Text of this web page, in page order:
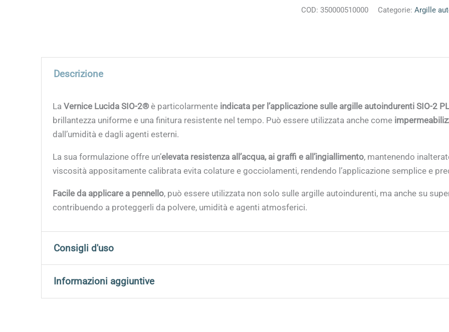
COD:350000510000 Categorie:Argille
Descrizione
LaVernice Lucida SIO-2®è particolarmente indicata per l’applicazione sulle argille autoindurenti SIO-2
brillantezza uniforme e una finitura resistente nel tempo. Può essere utilizzata anche come
dall’umidità e dagli agenti esterni.
La sua formulazione offre un’elevata resistenza all’acqua, ai graffi e all’ingiallimento, mantenendo
viscosità appositamente calibrata evita colature e gocciolamenti, rendendo l’applicazione semplice e
Facile da applicare a pennello, può essere utilizzata non solo sulle argille autoindurenti, ma anche su
contribuendo a proteggerli da polvere, umidità e agenti atmosferici.
Consigli d'uso
Applicare su una superficie pulita e completamente asciutta utilizzando un pennello morbido. Stendere
Informazioni aggiuntive